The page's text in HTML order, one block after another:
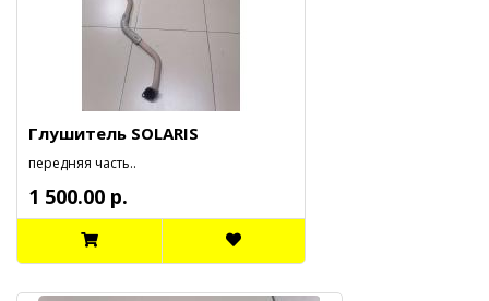
Глушитель SOLARIS
передняя часть..
1 500.00 р.